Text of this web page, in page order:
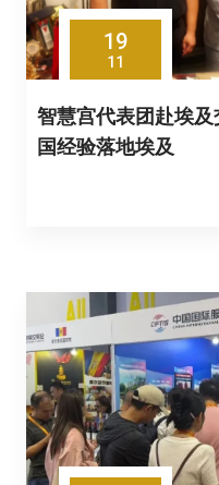
19
11
智慧宫代表团赴埃
国经验落地埃及